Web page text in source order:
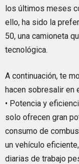
los últimos meses
ello, ha sido la
50, una camioneta
tecnológica.
A continuación, te
hacen sobresalir en
• Potencia y
solo ofrecen gran
consumo de
un vehículo
diarias de trabajo